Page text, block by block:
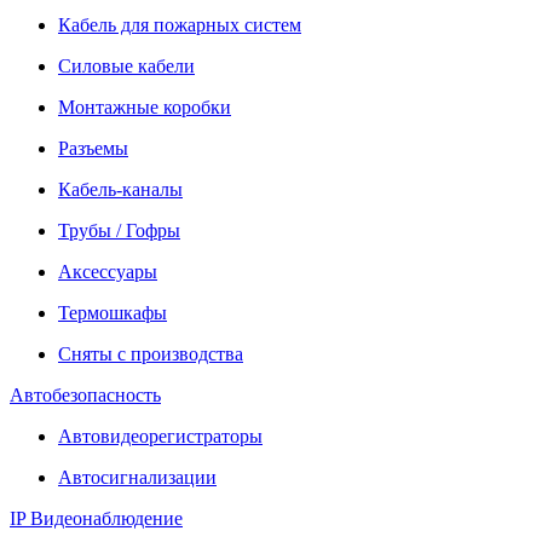
Кабель для пожарных систем
Силовые кабели
Монтажные коробки
Разъемы
Кабель-каналы
Трубы / Гофры
Аксессуары
Термошкафы
Сняты с производства
Автобезопасность
Автовидеорегистраторы
Автосигнализации
IP Видеонаблюдение